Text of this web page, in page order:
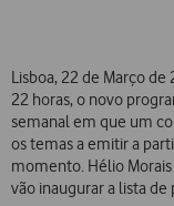
Lisboa, 22 de Março de
22 horas, o novo
semanal em que um
os temas a emitir a
momento. Hélio Morais
vão inaugurar a lista